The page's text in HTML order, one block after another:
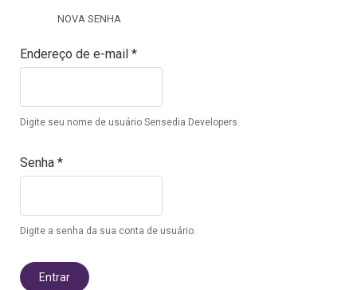
NOVA SENHA
Endereço de e-mail *
Digite seu nome de usuário Sensedia Developers.
Senha *
Digite a senha da sua conta de usuário.
Entrar